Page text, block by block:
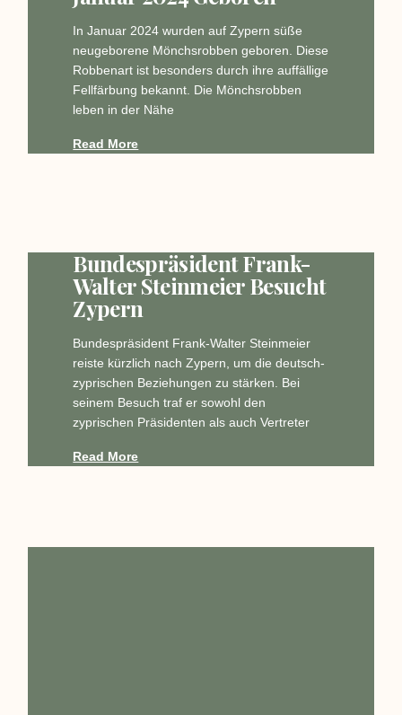
In Januar 2024 wurden auf Zypern süße
neugeborene Mönchsrobben geboren. Diese
Robbenart ist besonders durch ihre auffällige
Fellfärbung bekannt. Die Mönchsrobben
leben in der Nähe
Read More
Bundespräsident Frank-
Walter Steinmeier Besucht
Zypern
Bundespräsident Frank-Walter Steinmeier
reiste kürzlich nach Zypern, um die deutsch-
zyprischen Beziehungen zu stärken. Bei
seinem Besuch traf er sowohl den
zyprischen Präsidenten als auch Vertreter
Read More